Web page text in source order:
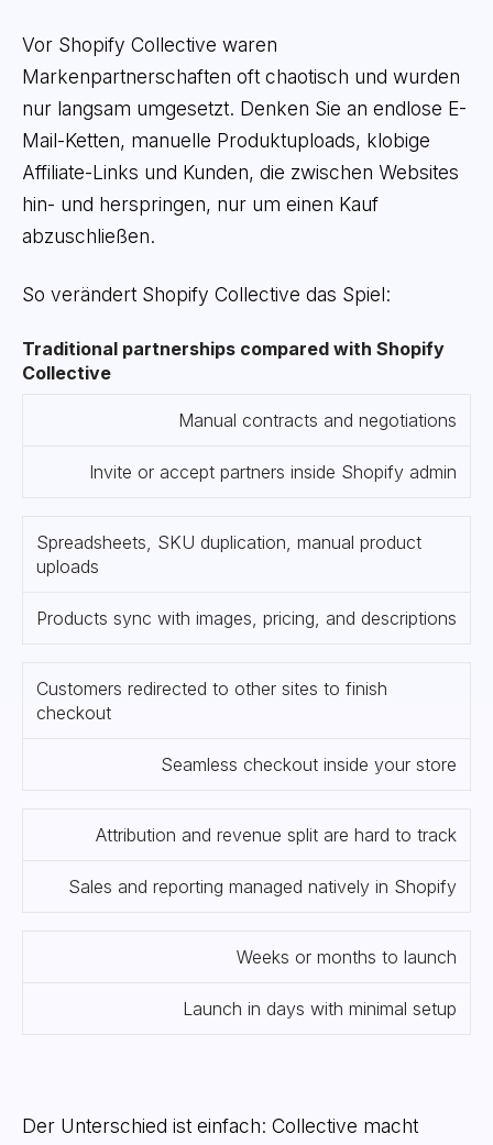
Vor Shopify Collective waren
Markenpartnerschaften oft chaotisch und wurden
nur langsam umgesetzt. Denken Sie an endlose E-
Mail-Ketten, manuelle Produktuploads, klobige
Affiliate-Links und Kunden, die zwischen Websites
hin- und herspringen, nur um einen Kauf
abzuschließen.
So verändert Shopify Collective das Spiel:
Traditional partnerships compared with Shopify
Collective
Manual contracts and negotiations
Invite or accept partners inside Shopify admin
Spreadsheets, SKU duplication, manual product
uploads
Products sync with images, pricing, and descriptions
Customers redirected to other sites to finish
checkout
Seamless checkout inside your store
Attribution and revenue split are hard to track
Sales and reporting managed natively in Shopify
Weeks or months to launch
Launch in days with minimal setup
Der Unterschied ist einfach: Collective macht